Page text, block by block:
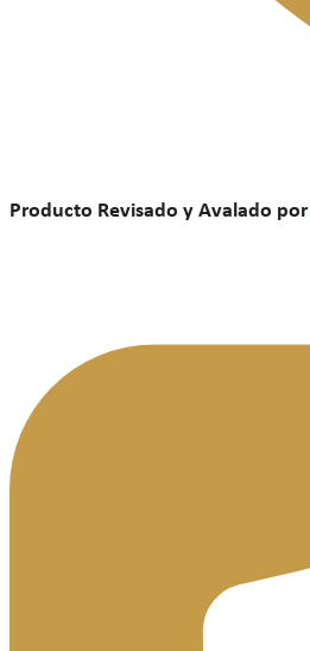
Producto Revisado y Avalado por